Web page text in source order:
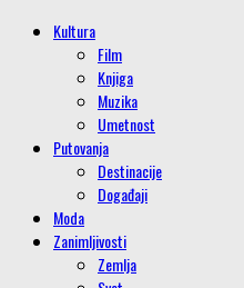
Kultura
Film
Knjiga
Muzika
Umetnost
Putovanja
Destinacije
Događaji
Moda
Zanimljivosti
Zemlja